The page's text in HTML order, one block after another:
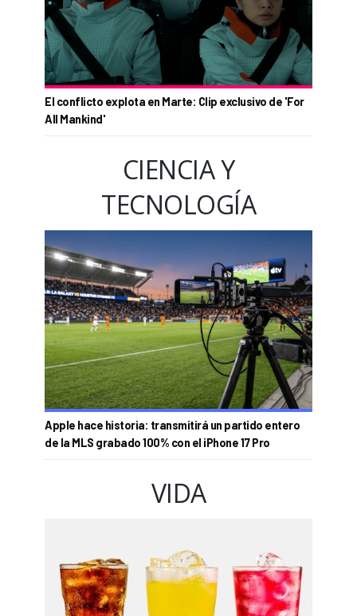
El conflicto explota en Marte: Clip exclusivo de 'For
All Mankind'
CIENCIA Y
TECNOLOGÍA
Apple hace historia: transmitirá un partido entero
de la MLS grabado 100% con el iPhone 17 Pro
VIDA